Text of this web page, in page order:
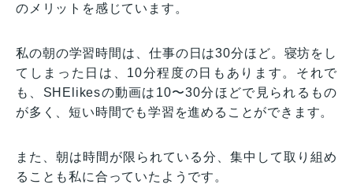
のメリットを感じています。
私の朝の学習時間は、仕事の日は30分ほど。寝坊をし
てしまった日は、10分程度の日もあります。それで
も、SHElikesの動画は10〜30分ほどで見られるもの
が多く、短い時間でも学習を進めることができます。
また、朝は時間が限られている分、集中して取り組め
ることも私に合っていたようです。